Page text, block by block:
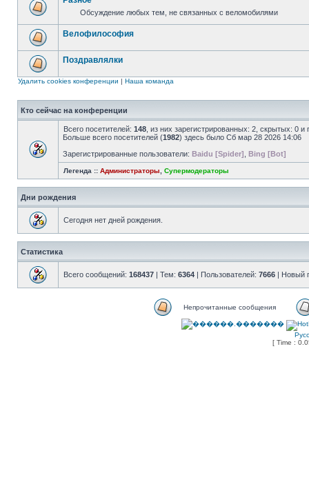
Обсуждение любых тем, не связанных с веломобилями
Велофилософия
Поздравлялки
Удалить cookies конференции | Наша команда
Кто сейчас на конференции
Всего посетителей: 148 , из них зарегистрированных: 2, скрытых: 0
Больше всего посетителей (1982) здесь было Сб мар 28 2026 14:06
Зарегистрированные пользователи: Baidu [Spider] Bing [Bot]
Легенда :: Администраторы Супермодераторы
Дни рождения
Сегодня нет дней рождения.
Статистика
Всего сообщений: 168437 | Тем: 6364 | Пользователей: 7666 | Новый
Непрочитанные сообщения
[ Time :